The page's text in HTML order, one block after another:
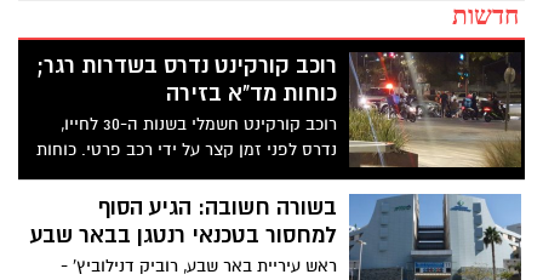
חדשות
רוכב קורקינט נדרס בשדרות רגר;
כוחות מד"א בזירה
רוכב קורקינט חשמלי בשנות ה-30 לחייו,
נדרס לפני זמן קצר על ידי רכב פרטי. כוחות
מד"א בזירה
בשורה חשובה: הגיע הסוף
למחסור בטכנאי רנטגן בבאר שבע
ראש עיריית באר שבע, רוביק דנילוביץ' -